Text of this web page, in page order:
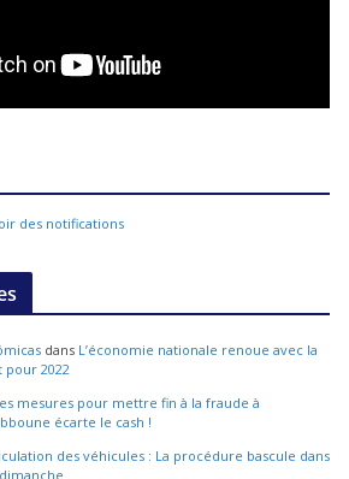
des notifications
dans L’économie nationale renoue avec la
pour 2022
mesures pour mettre fin à la fraude à
écarte le cash !
des véhicules : La procédure bascule dans